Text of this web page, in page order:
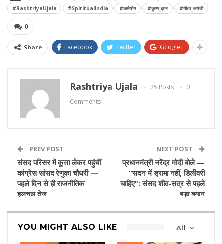
#RashtriyaUjala
#SpiritualIndia #कर्मयोग #कृष्ण_ज्ञान #गीता_जयंती
0
Share Facebook Twitter Google+
Rashtriya Ujala 25 Posts
0
Comments
PREV POST
संसद परिसर में कुत्ता लेकर पहुंचीं
कांग्रेस सांसद रेणुका चौधरी —
पहले दिन से ही राजनीतिक
हलचल तेज
NEXT POST
प्रधानमंत्री नरेंद्र मोदी बोले —
“सदन में ड्रामा नहीं, डिलीवरी
चाहिए”: संसद शीत-सत्र से पहले
बड़ा बयान
All
YOU MIGHT ALSO LIKE